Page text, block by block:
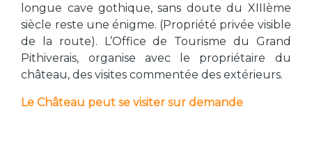
longue cave gothique, sans doute du XIIIème
siècle reste une énigme. (Propriété privée visible
de la route). L’Office de Tourisme du Grand
Pithiverais, organise avec le propriétaire du
château, des visites commentée des extérieurs.
Le Château peut se visiter sur demande